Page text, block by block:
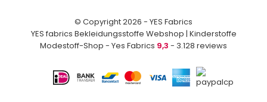
© Copyright 2026 - YES Fabrics
YES fabrics Bekleidungsstoffe Webshop | Kinderstoffe
Modestoff-Shop - Yes Fabrics 9,3 - 3.128 reviews